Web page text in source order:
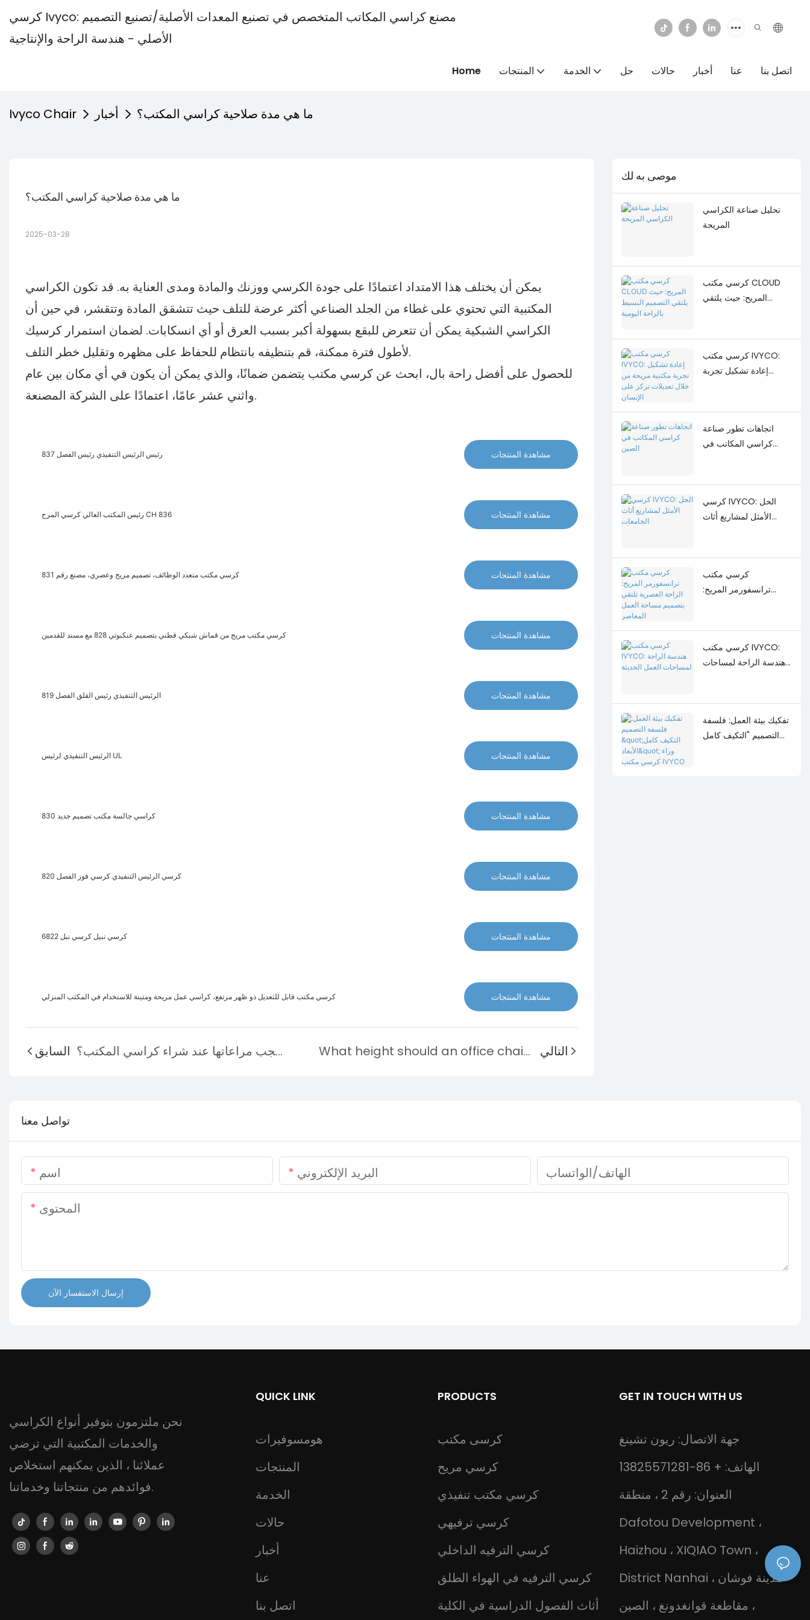
كرسي Ivyco: مصنع كراسي المكاتب المتخصص في تصنيع المعدات الأصلية/تصنيع التصميم
الأصلي - هندسة الراحة والإنتاجية
Home المنتجات الخدمة حل حالات أخبار عنا اتصل بنا
Ivyco Chair أخبار ما هي مدة صلاحية كراسي المكتب؟
ما هي مدة صلاحية كراسي المكتب؟
2025-03-28
يمكن أن يختلف هذا الامتداد اعتمادًا على جودة الكرسي ووزنك والمادة ومدى العناية به. قد تكون الكراسي
المكتبية التي تحتوي على غطاء من الجلد الصناعي أكثر عرضة للتلف حيث تتشقق المادة وتتقشر، في حين أن
الكراسي الشبكية يمكن أن تتعرض للبقع بسهولة أكبر بسبب العرق أو أي انسكابات. لضمان استمرار كرسيك
لأطول فترة ممكنة، قم بتنظيفه بانتظام للحفاظ على مظهره وتقليل خطر التلف.
للحصول على أفضل راحة بال، ابحث عن كرسي مكتب يتضمن ضمانًا، والذي يمكن أن يكون في أي مكان بين عام
واثني عشر عامًا، اعتمادًا على الشركة المصنعة.
رئيس الرئيس التنفيذي رئيس الفصل 837 مشاهدة المنتجات
رئيس المكتب العالي كرسي المرح CH 836 مشاهدة المنتجات
كرسي مكتب متعدد الوظائف، تصميم مريح وعصري، مصنع رقم 831 مشاهدة المنتجات
كرسي مكتب مريح من قماش شبكي قطني بتصميم عنكبوتي 828 مع مسند للقدمين مشاهدة المنتجات
الرئيس التنفيذي رئيس القلق الفصل 819 مشاهدة المنتجات
الرئيس التنفيذي لرئيس UL مشاهدة المنتجات
كراسي جالسة مكتب تصميم جديد 830 مشاهدة المنتجات
كرسي الرئيس التنفيذي كرسي فوز الفصل 820 مشاهدة المنتجات
كرسي نبيل كرسي نبل 6822 مشاهدة المنتجات
كرسي مكتب قابل للتعديل ذو ظهر مرتفع، كراسي عمل مريحة ومتينة للاستخدام في المكتب المنزلي مشاهدة المنتجات
السابق ما هي الميزات التي يجب مراعاتها عند شراء كراسي المكتب؟ What height should an office chair be at? التالي
موصى به لك
تحليل صناعة الكراسي
المريحة
كرسي مكتب CLOUD
المريح: حيث يلتقي
كرسي مكتب IVYCO:
إعادة تشكيل تجربة
الإنسان
اتجاهات تطور صناعة
كراسي المكاتب في
كرسي IVYCO: الحل
الأمثل لمشاريع أثاث
كرسي مكتب
ترانسفورمر المريح:
المعاصر
كرسي مكتب IVYCO:
هندسة الراحة لمساحات
تفكيك بيئة العمل: فلسفة
التصميم "التكيف كامل
تواصل معنا
اسم البريد الإلكتروني الهاتف/الواتساب
المحتوى
إرسال الاستفسار الآن
نحن ملتزمون بتوفير أنواع الكراسي
والخدمات المكتبية التي ترضي
عملائنا ، الذين يمكنهم استخلاص
فوائدهم من منتجاتنا وخدماتنا.
QUICK LINK
هومسوفيرات
المنتجات
الخدمة
حالات
أخبار
عنا
اتصل بنا
PRODUCTS
كرسى مكتب
كرسي مريح
كرسي مكتب تنفيذي
كرسي ترفيهي
كرسي الترفيه الداخلي
كرسي الترفيه في الهواء الطلق
أثاث الفصول الدراسية في الكلية
GET IN TOUCH WITH US
جهة الاتصال: ريون تشينغ
الهاتف: + 86-13825571281
العنوان: رقم 2 ، منطقة
Dafotou Development ،
Haizhou ، XIQIAO Town ،
District Nanhai ، مدينة فوشان
، مقاطعة قوانغدونغ ، الصين